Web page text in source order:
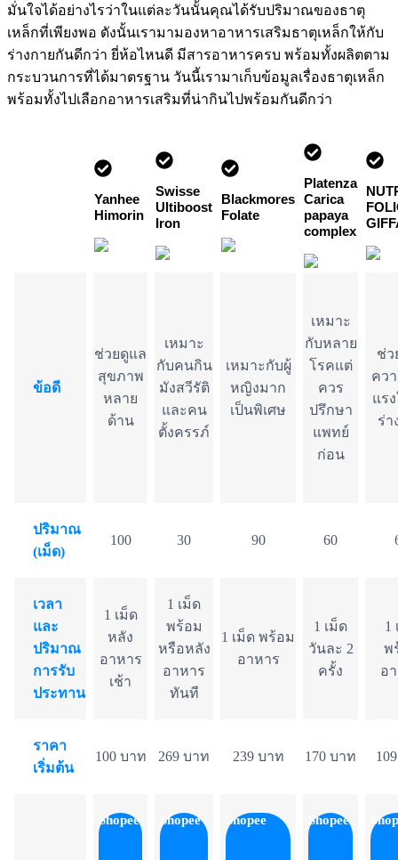
มั่นใจได้อย่างไรว่าในแต่ละวันนั้นคุณได้รับปริมาณของธาตุ
เหล็กที่เพียงพอ ดังนั้นเรามามองหาอาหารเสริมธาตุเหล็กให้กับ
ร่างกายกันดีกว่า ยี่ห้อไหนดี มีสารอาหารครบ พร้อมทั้งผลิตตาม
กระบวนการที่ได้มาตรฐาน วันนี้เรามาเก็บข้อมูลเรื่องธาตุเหล็ก
พร้อมทั้งไปเลือกอาหารเสริมที่น่ากินไปพร้อมกันดีกว่า
Yanhee
Himorin
Swisse
Ultiboost
Iron
Blackmores
Folate
Platenza
Carica
papaya
complex
ข้อดี
ช่วยดูแล
สุขภาพ
หลาย
ด้าน
เหมาะ
กับคนกิน
มังสวีรัติ
และคน
ตั้งครรภ์
เหมาะกับผู้
หญิงมาก
เป็นพิเศษ
เหมาะ
กับหลาย
โรคแต่
ควร
ปรึกษา
แพทย์
ก่อน
ช่ว
คว
แร
ร่า
ปริมาณ
(เม็ด)
100 30 90 60
เวลา
และ
ปริมาณ
การรับ
ประทาน
1 เม็ด
หลัง
อาหาร
เช้า
1 เม็ด
พร้อม
หรือหลัง
อาหาร
ทันที
1 เม็ด พร้อม
อาหาร
1 เม็ด
วันละ 2
ครั้ง
1
พ
อ
ราคา
เริ่มต้น
100 บาท 269 บาท 239 บาท 170 บาท
Shopee Shopee Shopee Shopee